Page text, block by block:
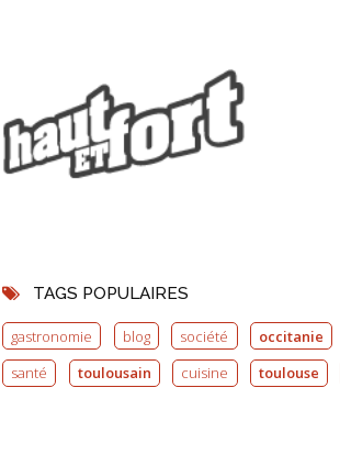
TAGS POPULAIRES
gastronomie blog société occitanie
santé
toulousain cuisine toulouse